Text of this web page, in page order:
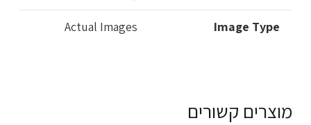
Image Type
Actual Images
מוצרים קשורים